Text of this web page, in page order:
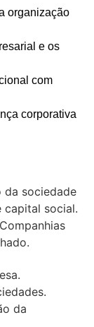
organização
e os
com
corporativa
da sociedade
capital social.
da